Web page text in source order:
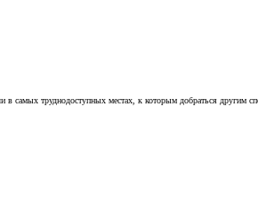
самых труднодоступных местах, к которым добраться другим